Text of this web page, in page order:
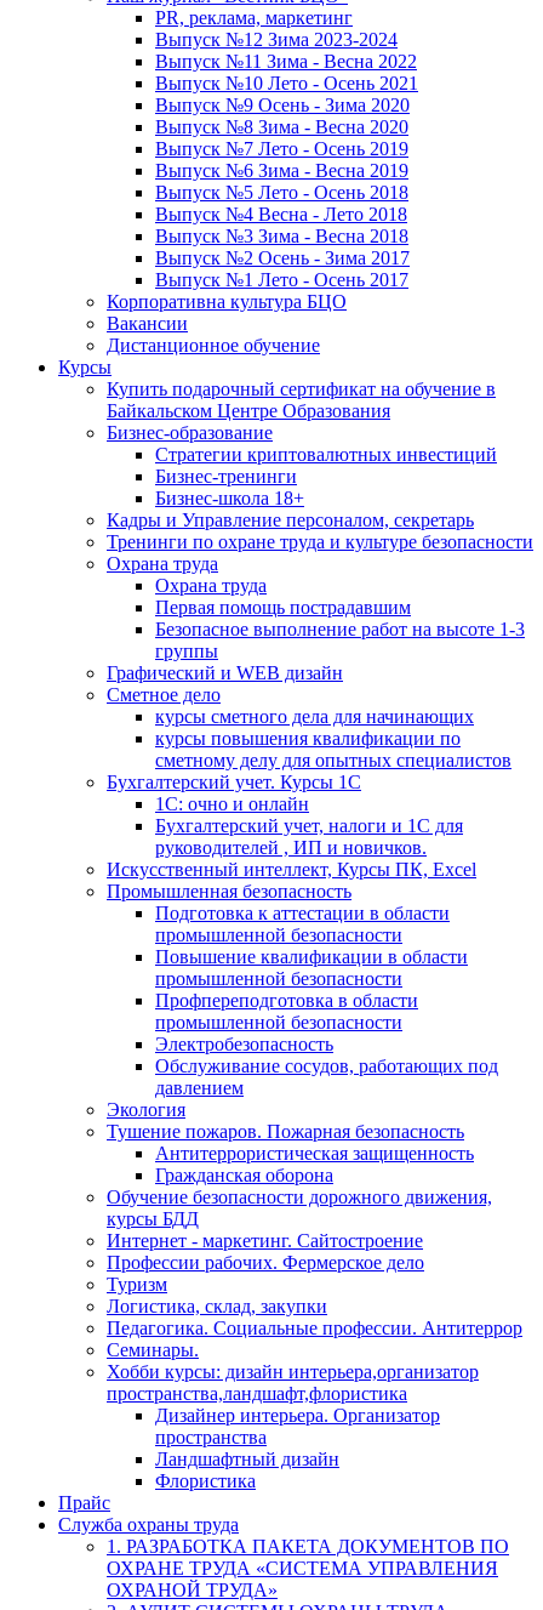
PR, реклама, маркетинг
Выпуск №12 Зима 2023-2024
Выпуск №11 Зима - Весна 2022
Выпуск №10 Лето - Осень 2021
Выпуск №9 Осень - Зима 2020
Выпуск №8 Зима - Весна 2020
Выпуск №7 Лето - Осень 2019
Выпуск №6 Зима - Весна 2019
Выпуск №5 Лето - Осень 2018
Выпуск №4 Весна - Лето 2018
Выпуск №3 Зима - Весна 2018
Выпуск №2 Осень - Зима 2017
Выпуск №1 Лето - Осень 2017
Корпоративна культура БЦО
Вакансии
Дистанционное обучение
Курсы
Купить подарочный сертификат на обучение в
Байкальском Центре Образования
Бизнес-образование
Стратегии криптовалютных инвестиций
Бизнес-тренинги
Бизнес-школа 18+
Кадры и Управление персоналом, секретарь
Тренинги по охране труда и культуре безопасности
Охрана труда
Охрана труда
Первая помощь пострадавшим
Безопасное выполнение работ на высоте 1-3
группы
Графический и WEB дизайн
Сметное дело
курсы сметного дела для начинающих
курсы повышения квалификации по
сметному делу для опытных специалистов
Бухгалтерский учет. Курсы 1С
1С: очно и онлайн
Бухгалтерский учет, налоги и 1С для
руководителей , ИП и новичков.
Искусственный интеллект, Курсы ПК, Excel
Промышленная безопасность
Подготовка к аттестации в области
промышленной безопасности
Повышение квалификации в области
промышленной безопасности
Профпереподготовка в области
промышленной безопасности
Электробезопасность
Обслуживание сосудов, работающих под
давлением
Экология
Тушение пожаров. Пожарная безопасность
Антитеррористическая защищенность
Гражданская оборона
Обучение безопасности дорожного движения,
курсы БДД
Интернет - маркетинг. Сайтостроение
Профессии рабочих. Фермерское дело
Туризм
Логистика, склад, закупки
Педагогика. Социальные профессии. Антитеррор
Семинары.
Хобби курсы: дизайн интерьера,организатор
пространства,ландшафт,флористика
Дизайнер интерьера. Организатор
пространства
Ландшафтный дизайн
Флористика
Прайс
Служба охраны труда
1. РАЗРАБОТКА ПАКЕТА ДОКУМЕНТОВ ПО
ОХРАНЕ ТРУДА «СИСТЕМА УПРАВЛЕНИЯ
ОХРАНОЙ ТРУДА»